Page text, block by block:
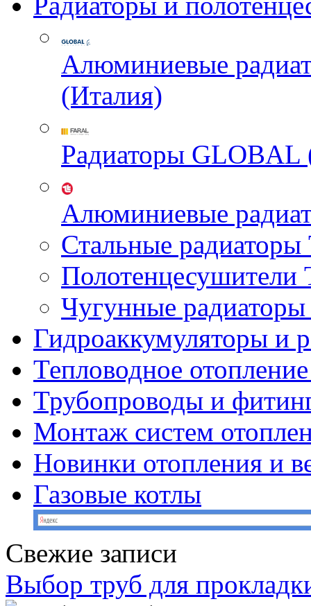
Алюминиевые
(Италия)
Радиаторы GLOBAL
Алюминиевые
Стальные
Чугунные
Гидроаккумуляторы и
Тепловодное
Трубопроводы и
Монтаж систем
Новинки отопления и
Газовые котлы
Свежие записи
Выбор труб для